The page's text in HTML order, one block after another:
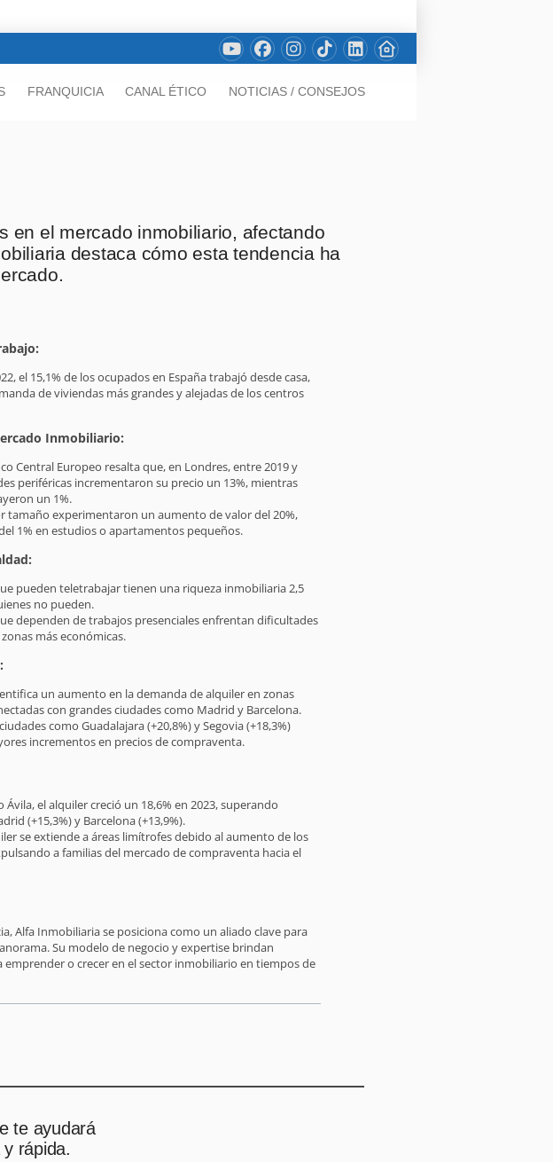
FRANQUICIA CANAL ÉTICO NOTICIAS / CONSEJOS
en el mercado inmobiliario, afectando
destaca cómo esta tendencia ha
el 15,1% de los ocupados en España trabajó desde casa,
de viviendas más grandes y alejadas de los centros
Inmobiliario:
Central Europeo resalta que, en Londres, entre 2019 y
periféricas incrementaron su precio un 13%, mientras
un 1%.
tamaño experimentaron un aumento de valor del 20%,
1% en estudios o apartamentos pequeños.
pueden teletrabajar tienen una riqueza inmobiliaria 2,5
no pueden.
dependen de trabajos presenciales enfrentan dificultades
más económicas.
un aumento en la demanda de alquiler en zonas
con grandes ciudades como Madrid y Barcelona.
como Guadalajara (+20,8%) y Segovia (+18,3%)
incrementos en precios de compraventa.
Ávila, el alquiler creció un 18,6% en 2023, superando
(+15,3%) y Barcelona (+13,9%).
se extiende a áreas limítrofes debido al aumento de los
a familias del mercado de compraventa hacia el
Alfa Inmobiliaria se posiciona como un aliado clave para
Su modelo de negocio y expertise brindan
emprender o crecer en el sector inmobiliario en tiempos de
te ayudará
rápida.